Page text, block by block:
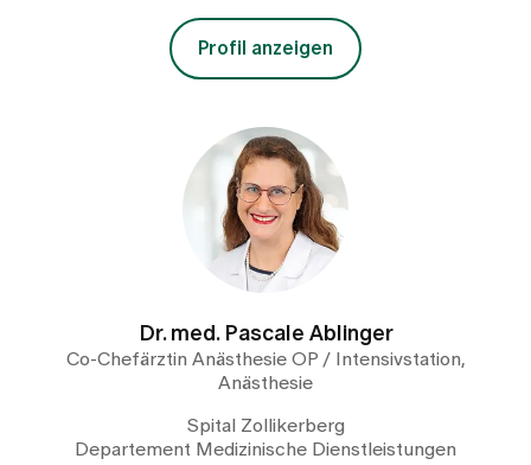
Profil anzeigen
Dr. med. Pascale Ablinger
Co-Chefärztin Anästhesie OP / Intensivstation,
Anästhesie
Spital Zollikerberg
Departement Medizinische Dienstleistungen